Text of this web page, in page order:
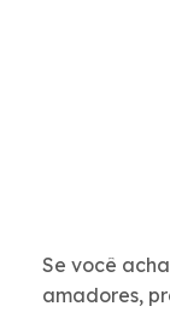
Se você
amadores,